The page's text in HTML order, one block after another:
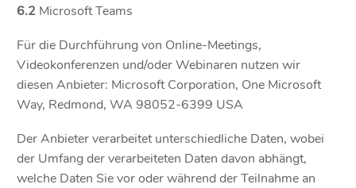
6.2 Microsoft Teams
Für die Durchführung von Online-Meetings,
Videokonferenzen und/oder Webinaren nutzen wir
diesen Anbieter: Microsoft Corporation, One Microsoft
Way, Redmond, WA 98052-6399 USA
Der Anbieter verarbeitet unterschiedliche Daten, wobei
der Umfang der verarbeiteten Daten davon abhängt,
welche Daten Sie vor oder während der Teilnahme an